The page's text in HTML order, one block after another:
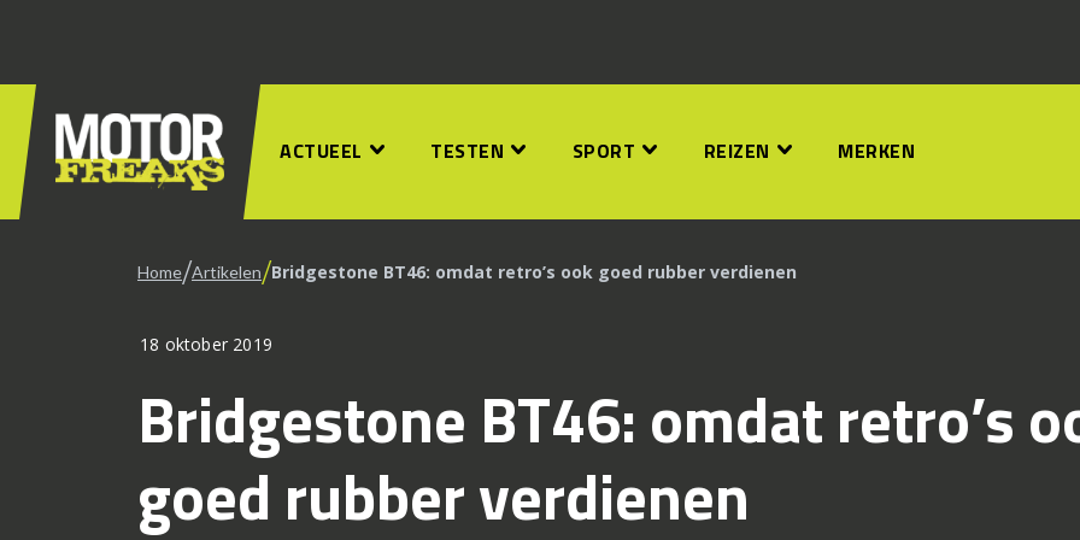
ACTUEEL TESTEN SPORT REIZEN MERKEN
Home/Artikelen/Bridgestone BT46: omdat retro’s ook goed rubber verdienen
18 oktober 2019
Bridgestone BT46: omdat retro’s
goed rubber verdienen